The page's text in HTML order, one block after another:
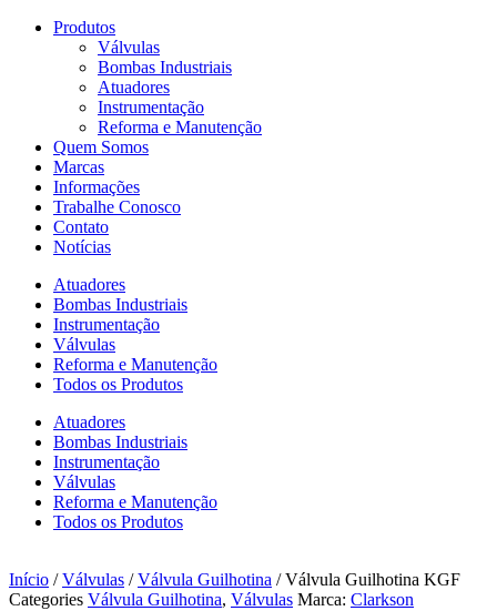
Produtos
Válvulas
Bombas Industriais
Atuadores
Instrumentação
Reforma e Manutenção
Quem Somos
Marcas
Informações
Trabalhe Conosco
Contato
Notícias
Atuadores
Bombas Industriais
Instrumentação
Válvulas
Reforma e Manutenção
Todos os Produtos
Atuadores
Bombas Industriais
Instrumentação
Válvulas
Reforma e Manutenção
Todos os Produtos
Início /Válvulas /Válvula Guilhotina / Válvula Guilhotina KGF
Categories Válvula Guilhotina, Válvulas Marca: Clarkson